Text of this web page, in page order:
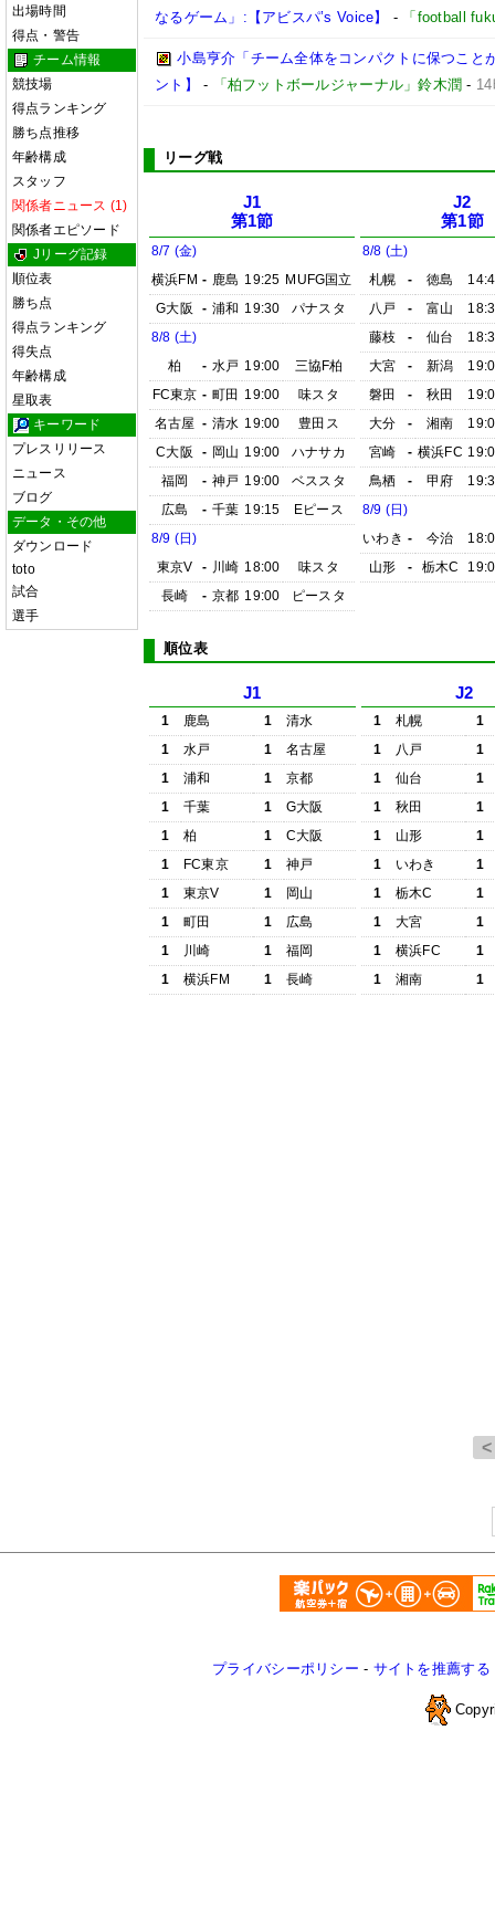
出場時間
得点・警告
チーム情報
競技場
得点ランキング
勝ち点推移
年齢構成
スタッフ
関係者ニュース (1)
関係者エピソード
Jリーグ記録
順位表
勝ち点
得点ランキング
得失点
年齢構成
星取表
キーワード
プレスリリース
ニュース
ブログ
データ・その他
ダウンロード
toto
試合
選手
なるゲーム」:【アビスパ’s Voice】
- 「football
小島亨介「チーム全体をコンパクトに保つこ
ント】
- 「柏フットボールジャーナル」鈴木潤 -
リーグ戦
J1
第1節
8/7 (金)
横浜FM - 鹿島 19:25 MUFG国立
G大阪
- 浦和 19:30
パナスタ
8/8 (土)
柏
- 水戸 19:00
三協F柏
FC東京 - 町田 19:00
味スタ
名古屋 - 清水 19:00
豊田ス
C大阪
- 岡山 19:00
ハナサカ
福岡
- 神戸 19:00
ベススタ
広島
- 千葉 19:15
Eピース
8/9 (日)
東京V
- 川崎 18:00
味スタ
長崎
- 京都 19:00 ピースタ
J2
第1節
8/8 (土)
札幌
- 徳島
八戸
- 富山
藤枝
- 仙台
大宮
- 新潟
磐田
- 秋田
大分
- 湘南
宮崎
- 横浜FC
鳥栖
- 甲府
8/9 (日)
いわき - 今治
山形
- 栃木C
順位表
J1
1 鹿島 1
清水
1
水戸 1
名古屋
1
浦和 1
京都
1
千葉 1
G大阪
1
柏 1
C大阪
1
FC東京 1
神戸
1
東京V 1
岡山
1
町田 1
広島
1
川崎 1
福岡
1
横浜FM 1 長崎
J2
1 札幌
1
1
八戸
1
1
仙台
1
1
秋田
1
1
山形
1
1
いわき
1
1
栃木C
1
1
大宮
1
1
横浜FC
1
1
湘南 1
プライバシーポリシー - サイトを推薦する